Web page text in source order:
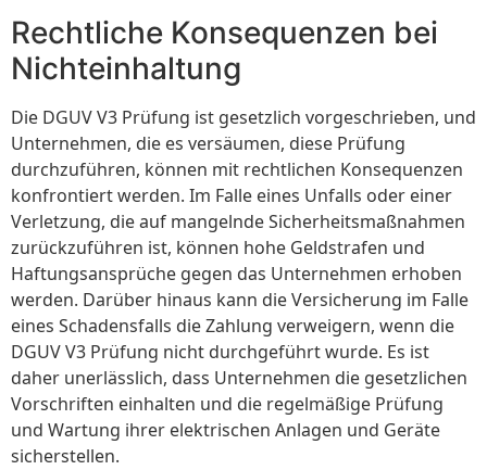
Rechtliche Konsequenzen bei
Nichteinhaltung
Die DGUV V3 Prüfung ist gesetzlich vorgeschrieben, und
Unternehmen, die es versäumen, diese Prüfung
durchzuführen, können mit rechtlichen Konsequenzen
konfrontiert werden. Im Falle eines Unfalls oder einer
Verletzung, die auf mangelnde Sicherheitsmaßnahmen
zurückzuführen ist, können hohe Geldstrafen und
Haftungsansprüche gegen das Unternehmen erhoben
werden. Darüber hinaus kann die Versicherung im Falle
eines Schadensfalls die Zahlung verweigern, wenn die
DGUV V3 Prüfung nicht durchgeführt wurde. Es ist
daher unerlässlich, dass Unternehmen die gesetzlichen
Vorschriften einhalten und die regelmäßige Prüfung
und Wartung ihrer elektrischen Anlagen und Geräte
sicherstellen.